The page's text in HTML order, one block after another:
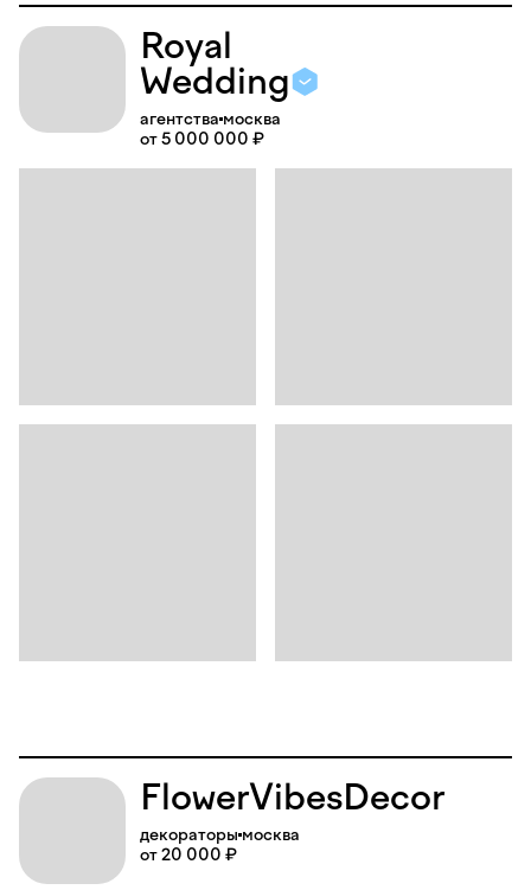
Royal
Wedding
агентства москва
от 5 000 000 ₽
FlowerVibesDecor
декораторы москва
от 20 000 ₽